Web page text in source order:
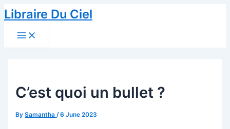
Skip
to
content
Libraire Du Ciel
Main
Menu
C’est quoi un bullet ?
BySamantha/6 June 2023